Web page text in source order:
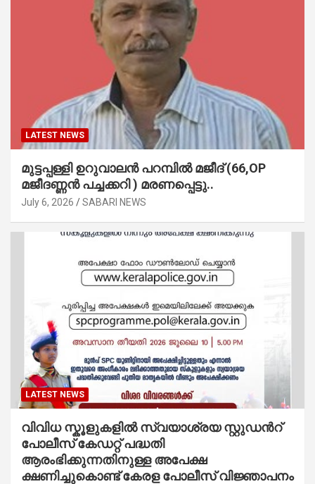
LATEST NEWS
മുട്ടപ്പള്ളി ഉറുവാലൻ പറമ്പിൽ മജീദ് (66,OP
മജീദണ്ണൻ പച്ചക്കറി ) മരണപ്പെട്ടു..
July 6, 2026 SABARI NEWS
LATEST NEWS
വിവിധ സ്കൂളുകളില്‍ സ്വയാശ്രയ സ്റ്റുഡന്‍റ്
പോലീസ് കേഡറ്റ് പദ്ധതി
ആരംഭിക്കുന്നതിനുള്ള അപേക്ഷ
ക്ഷണിച്ചുകൊണ്ട് കേരള പോലീസ് വിജ്ഞാപനം